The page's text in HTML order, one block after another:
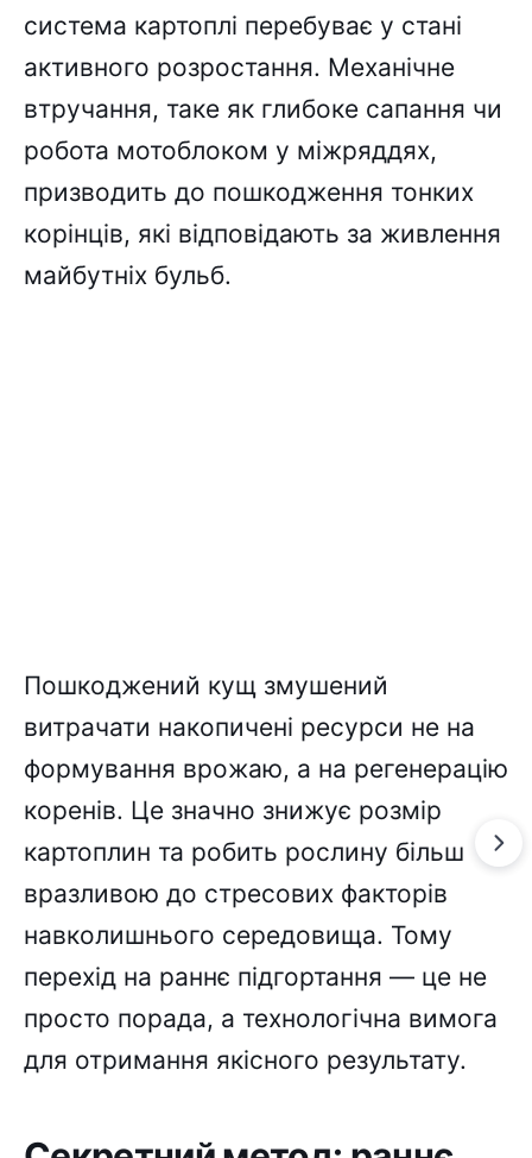
система картоплі перебуває у стані
активного розростання. Механічне
втручання, таке як глибоке сапання чи
робота мотоблоком у міжряддях,
призводить до пошкодження тонких
корінців, які відповідають за живлення
майбутніх бульб.
Пошкоджений кущ змушений
витрачати накопичені ресурси не на
формування врожаю, а на регенерацію
коренів. Це значно знижує розмір
картоплин та робить рослину більш
вразливою до стресових факторів
навколишнього середовища. Тому
перехід на раннє підгортання — це не
просто порада, а технологічна вимога
для отримання якісного результату.